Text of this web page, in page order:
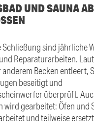
UND SAUNA
Schließung sind jährliche
Reparaturarbeiten.
Becken entleert,
beseitigt und
überprüft.
wird gearbeitet: Öfen und
und teilweise